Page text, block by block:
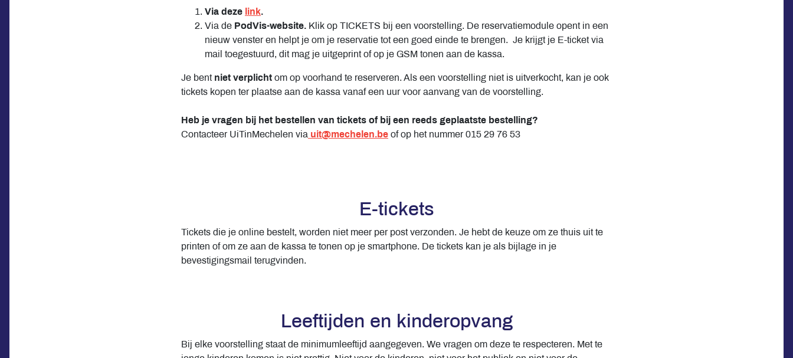
Via deze link.
Via de PodVis-website. Klik op TICKETS bij een voorstelling. De reservatiemodule opent in een
nieuw venster en helpt je om je reservatie tot een goed einde te brengen. Je krijgt je E-ticket via
mail toegestuurd, dit mag je uitgeprint of op je GSM tonen aan de kassa.
Je bent niet verplicht om op voorhand te reserveren. Als een voorstelling niet is uitverkocht, kan je ook
tickets kopen ter plaatse aan de kassa vanaf een uur voor aanvang van de voorstelling.
Heb je vragen bij het bestellen van tickets of bij een reeds geplaatste bestelling?
Contacteer UiTinMechelen via uit@mechelen.be of op het nummer 015 29 76 53
E-tickets
Tickets die je online bestelt, worden niet meer per post verzonden. Je hebt de keuze om ze thuis uit te
printen of om ze aan de kassa te tonen op je smartphone. De tickets kan je als bijlage in je
bevestigingsmail terugvinden.
Leeftijden en kinderopvang
Bij elke voorstelling staat de minimumleeftijd aangegeven. We vragen om deze te respecteren. Met te